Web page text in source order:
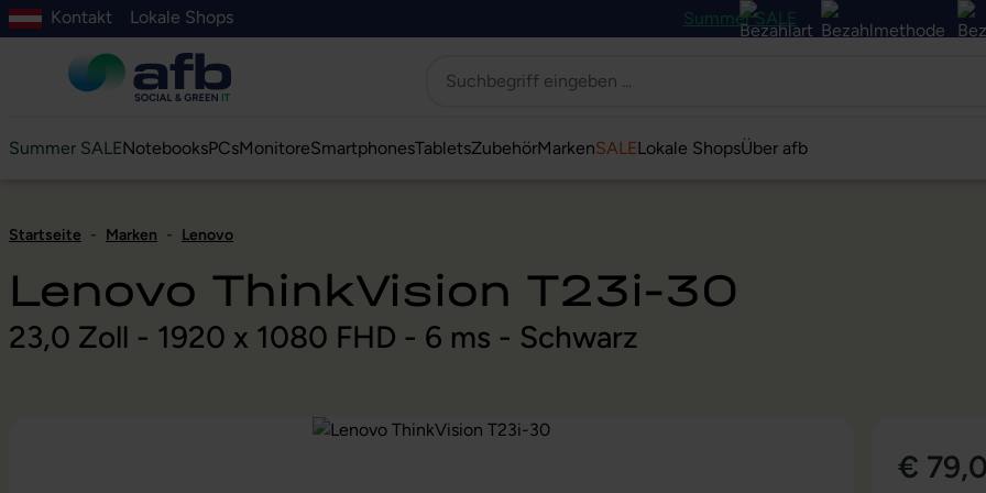
springen
Suche springen
Zur Hauptnavigation springen
Zur Navigation der B2B-Plattform springen
Kontakt Lokale Shops Summer SALE
Summer SALENotebooksPCsMonitoreSmartphonesTabletsZubehörMarkenSALELokale ShopsÜber afb
Startseite - Marken - Lenovo
Lenovo ThinkVision T23i-30
23,0 Zoll - 1920 x 1080 FHD - 6 ms - Schwarz
€